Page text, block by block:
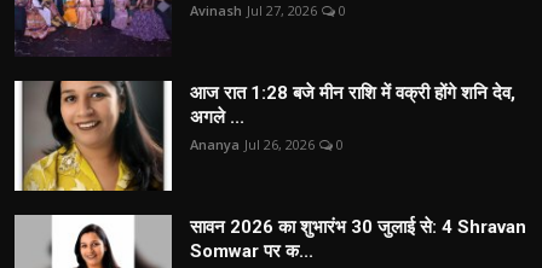
Avinash Jul 27, 2026 0
आज रात 1:28 बजे मीन राशि में वक्री होंगे शनि देव,
अगले ...
Ananya Jul 26, 2026 0
सावन 2026 का शुभारंभ 30 जुलाई से: 4 Shravan
Somwar पर क...